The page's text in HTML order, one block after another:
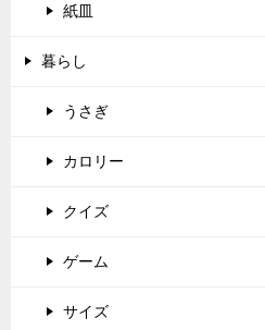
紙皿
暮らし
うさぎ
カロリー
クイズ
ゲーム
サイズ